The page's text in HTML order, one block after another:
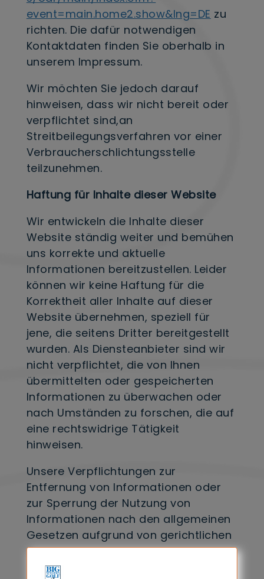
event=main.home2.show&lng=DE zu
richten. Die dafür notwendigen
Kontaktdaten finden Sie oberhalb in
unserem Impressum.
Wir möchten Sie jedoch darauf
hinweisen, dass wir nicht bereit oder
verpflichtet sind,an
Streitbeilegungsverfahren vor einer
Verbraucherschlichtungsstelle
teilzunehmen.
Haftung für Inhalte dieser Website
Wir entwickeln die Inhalte dieser
Website ständig weiter und bemühen
uns korrekte und aktuelle
Informationen bereitzustellen. Leider
können wir keine Haftung für die
Korrektheit aller Inhalte auf dieser
Website übernehmen, speziell für
jene, die seitens Dritter bereitgestellt
wurden. Als Diensteanbieter sind wir
nicht verpflichtet, die von Ihnen
übermittelten oder gespeicherten
Informationen zu überwachen oder
nach Umständen zu forschen, die auf
eine rechtswidrige Tätigkeit
hinweisen.
Unsere Verpflichtungen zur
Entfernung von Informationen oder
zur Sperrung der Nutzung von
Informationen nach den allgemeinen
Gesetzen aufgrund von gerichtlichen
oder behördlichen Anordnungen
bleiben auch im Falle unserer